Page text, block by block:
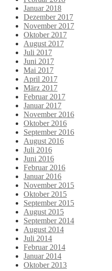
Januar 2018
Dezember 2017
November 2017
Oktober 2017
August 2017
Juli 2017
Juni 2017
Mai 2017
April 2017
März 2017
Februar 2017
Januar 2017
November 2016
Oktober 2016
September 2016
August 2016
Juli 2016
Juni 2016
Februar 2016
Januar 2016
November 2015
Oktober 2015
September 2015
August 2015
September 2014
August 2014
Juli 2014
Februar 2014
Januar 2014
Oktober 2013